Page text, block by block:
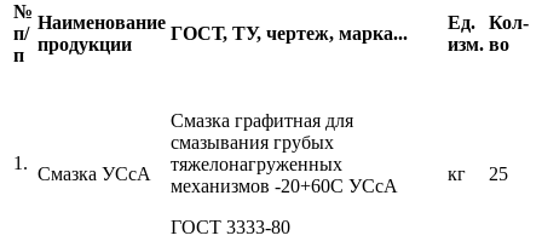
№
п/
п
Наименование
продукции
ГОСТ, ТУ, чертеж, марка...
Ед.
изм.
Кол-
во
1.
Смазка УСсА
Смазка графитная для
смазывания грубых
тяжелонагруженных
механизмов -20+60С УСсА
ГОСТ 3333-80
кг 25